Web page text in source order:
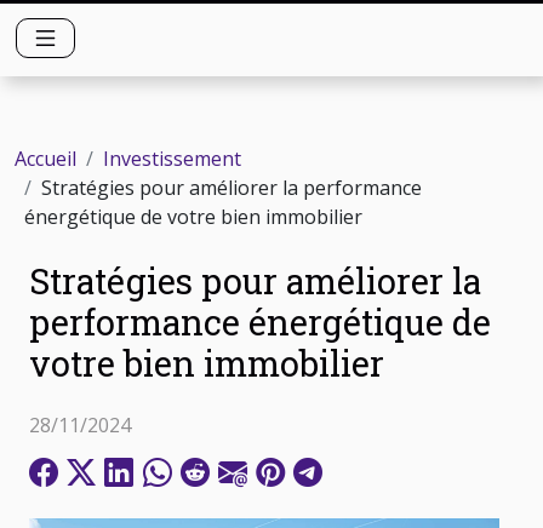
Accueil
Investissement
Stratégies pour améliorer la performance
énergétique de votre bien immobilier
Stratégies pour améliorer la
performance énergétique de
votre bien immobilier
28/11/2024